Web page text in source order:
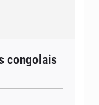
congolais